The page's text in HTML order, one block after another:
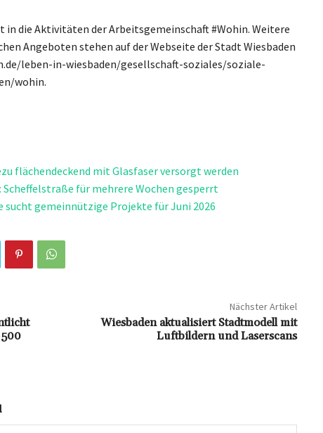
die Aktivitäten der Arbeitsgemeinschaft #Wohin. Weitere
Angeboten stehen auf der Webseite der Stadt Wiesbaden
leben-in-wiesbaden/gesellschaft-soziales/soziale-
wohin.
flächendeckend mit Glasfaser versorgt werden
Scheffelstraße für mehrere Wochen gesperrt
sucht gemeinnützige Projekte für Juni 2026
Nächster Artikel
Wiesbaden aktualisiert Stadtmodell mit
Luftbildern und Laserscans